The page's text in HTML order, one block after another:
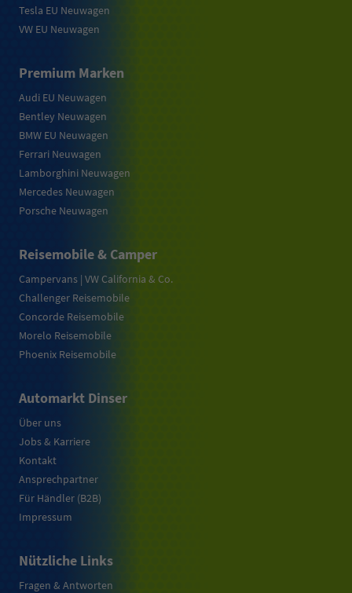
Tesla EU Neuwagen
VW EU Neuwagen
Premium Marken
Audi EU Neuwagen
Bentley Neuwagen
BMW EU Neuwagen
Ferrari Neuwagen
Lamborghini Neuwagen
Mercedes Neuwagen
Porsche Neuwagen
Reisemobile & Camper
Campervans | VW California & Co.
Challenger Reisemobile
Concorde Reisemobile
Morelo Reisemobile
Phoenix Reisemobile
Automarkt Dinser
Über uns
Jobs & Karriere
Kontakt
Ansprechpartner
Für Händler (B2B)
Impressum
Nützliche Links
Fragen & Antworten